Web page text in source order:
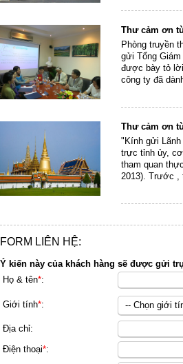
Thư cảm ơn
Phòng truyền
gửi Tổng
được bày tỏ
công ty đã
Thư cảm ơn
"Kính gửi
trực tỉnh ủy,
tham quan
2013). Trước ,
FORM LIÊN HỆ:
Ý kiến này của khách hàng sẽ được gửi
Họ & tên*:
Giới tính*:
-- Chọn giới
Nữ
Nam
Địa chỉ:
Điện thoại*: